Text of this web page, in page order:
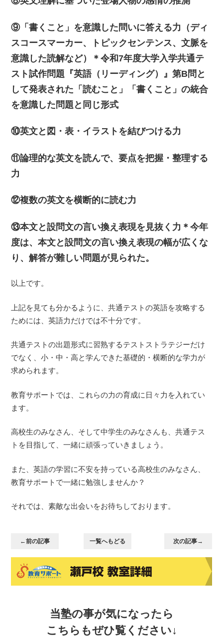
⑨「書くこと」を意識した問いに答える力（ディ
スコースマーカー、トピックセンテンス、文脈を
意識した読解など）＊令和7年度大学入学共通テ
スト試作問題『英語（リーディング）』第B問と
して発表された「読むこと」「書くこと」の統合
を意識した問題と同じ形式
⑩英文と図・表・イラストを結びつける力
⑪論理的な英文を読んで、要点を把握・整理する
力
⑫複数の英文を横断的に読む力
⑬本文と設問文の言い換え表現を見抜く力＊今年
度は、本文と設問文の言い換え表現の幅が広くな
り、解答が難しい問題が見られた。
以上です。
上記を見ても分かるように、共通テストの英語を攻略する
ためには、英語力だけでは不十分です。
共通テストの出題形式に習熟するテストストラテジーだけ
でなく、小・中・高と学んできた基礎的・横断的な学力が
求められます。
教育サポートでは、これらの力の育成に日々力を入れてい
ます。
高校生のみなさん、そして中学生のみなさんも、共通テス
トを目指して、一緒に頑張っていきましょう。
また、英語の学習に不安を持っている高校生のみなさん、
教育サポートで一緒に勉強しませんか？
それでは、素敵な出会いをお待ちしております。
←前の記事 一覧へもどる 次の記事→
当塾の事が気になったら
こちらもぜひ覧ください↓